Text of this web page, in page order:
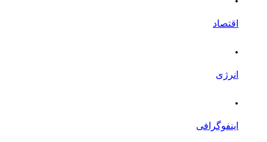
اقتصاد
.
انرژی
.
اینفوگرافی